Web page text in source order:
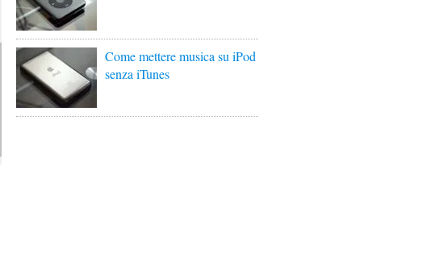
Come mettere musica su iPod
senza iTunes